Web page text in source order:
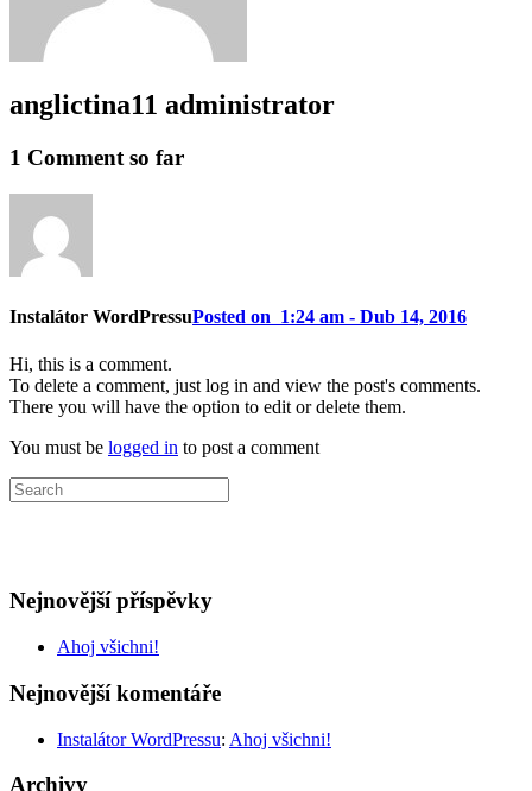
anglictina11 administrator
1 Comment so far
Instalátor WordPressuPosted on 1:24 am - Dub 14, 2016
Hi, this is a comment.
To delete a comment, just log in and view the post's comments.
There you will have the option to edit or delete them.
You must be logged in to post a comment
Nejnovější příspěvky
Ahoj všichni!
Nejnovější komentáře
Instalátor WordPressu: Ahoj všichni!
Archivy